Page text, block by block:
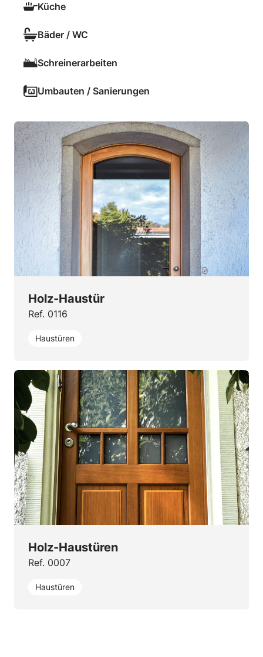
Küche
Bäder / WC
Schreinerarbeiten
Umbauten / Sanierungen
Holz-Haustür
Ref. 0116
Haustüren
Holz-Haustüren
Ref. 0007
Haustüren